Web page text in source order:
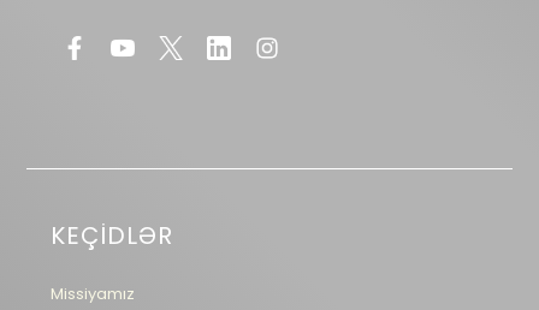
KEÇİDLƏR
Missiyamız